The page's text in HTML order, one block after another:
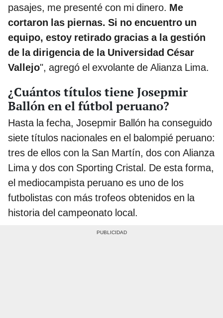
pasajes, me presenté con mi dinero. Me
cortaron las piernas. Si no encuentro un
equipo, estoy retirado gracias a la gestión
de la dirigencia de la Universidad César
Vallejo", agregó el exvolante de Alianza Lima.
¿Cuántos títulos tiene Josepmir
Ballón en el fútbol peruano?
Hasta la fecha, Josepmir Ballón ha conseguido
siete títulos nacionales en el balompié peruano:
tres de ellos con la San Martín, dos con Alianza
Lima y dos con Sporting Cristal. De esta forma,
el mediocampista peruano es uno de los
futbolistas con más trofeos obtenidos en la
historia del campeonato local.